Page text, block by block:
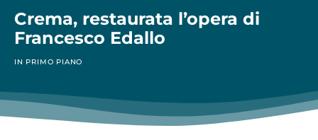
Crema, restaurata l’opera di
Francesco Edallo
IN PRIMO PIANO